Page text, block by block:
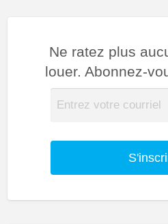
Ne ratez plus
louer. Abonnez-